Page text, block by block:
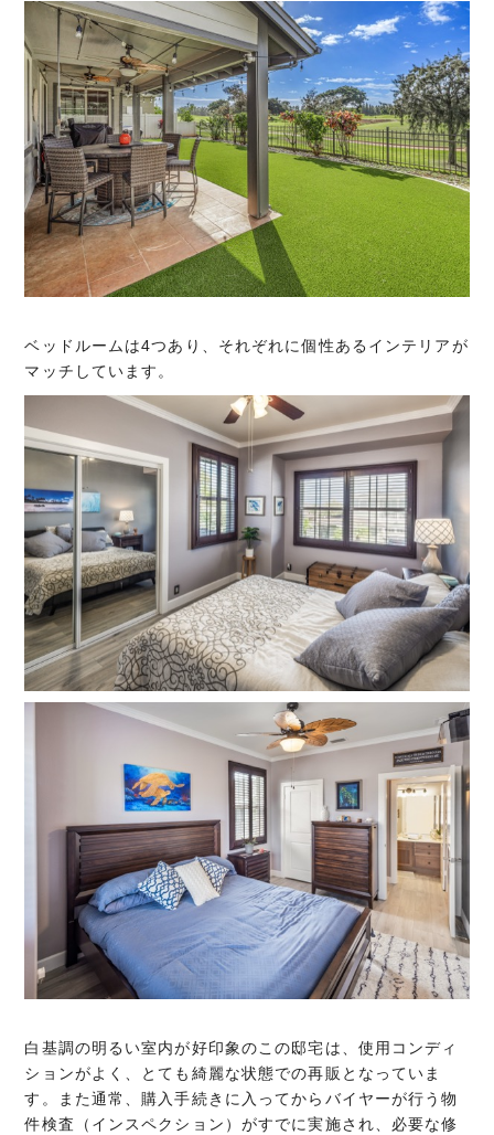
ベッドルームは4つあり、それぞれに個性あるインテリアが
マッチしています。
白基調の明るい室内が好印象のこの邸宅は、使用コンディ
ションがよく、とても綺麗な状態での再販となっていま
す。また通常、購入手続きに入ってからバイヤーが行う物
件検査（インスペクション）がすでに実施され、必要な修